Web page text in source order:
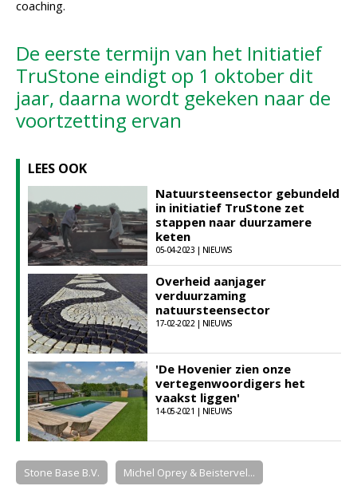
coaching.
De eerste termijn van het Initiatief
TruStone eindigt op 1 oktober dit
jaar, daarna wordt gekeken naar de
voortzetting ervan
LEES OOK
Natuursteensector gebundeld
in initiatief TruStone zet
stappen naar duurzamere
keten
05-04-2023 | NIEUWS
Overheid aanjager
verduurzaming
natuursteensector
17-02-2022 | NIEUWS
'De Hovenier zien onze
vertegenwoordigers het
vaakst liggen'
14-05-2021 | NIEUWS
Stone Base B.V. Michel Oprey & Beistervel...